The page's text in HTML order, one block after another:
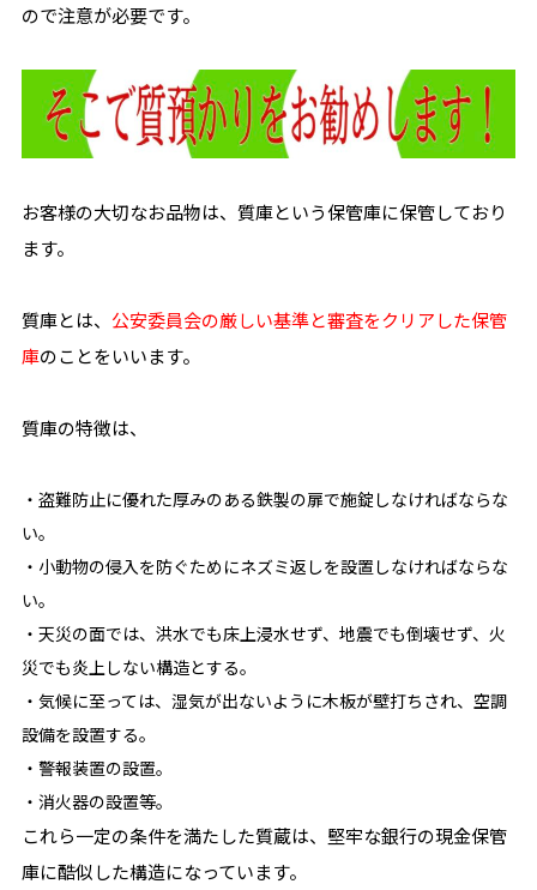
ので注意が必要です。
お客様の大切なお品物は、質庫という保管庫に保管しており
ます。
質庫とは、 公安委員会の厳しい基準と審査をクリアした保管
庫のことをいいます。
質庫の特徴は、
・盗難防止に優れた厚みのある鉄製の扉で施錠しなければならな
い。
・小動物の侵入を防ぐためにネズミ返しを設置しなければならな
い。
・天災の面では、洪水でも床上浸水せず、地震でも倒壊せず、火
災でも炎上しない構造とする。
・気候に至っては、湿気が出ないように木板が壁打ちされ、空調
設備を設置する。
・警報装置の設置。
・消火器の設置等。
これら一定の条件を満たした質蔵は、堅牢な銀行の現金保管
庫に酷似した構造になっています。